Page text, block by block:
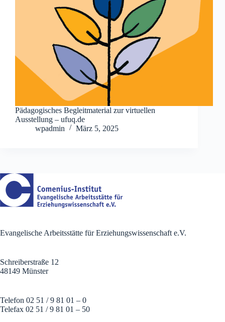
Pädagogisches Begleitmaterial zur virtuellen
Ausstellung – ufuq.de
wpadmin
März 5, 2025
Evangelische Arbeitsstätte für Erziehungswissenschaft e.V.
Schreiberstraße 12
48149 Münster
Telefon 02 51 / 9 81 01 – 0
Telefax 02 51 / 9 81 01 – 50